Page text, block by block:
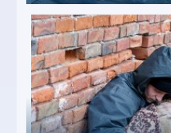
entführten seine Hündin "Hanni"!